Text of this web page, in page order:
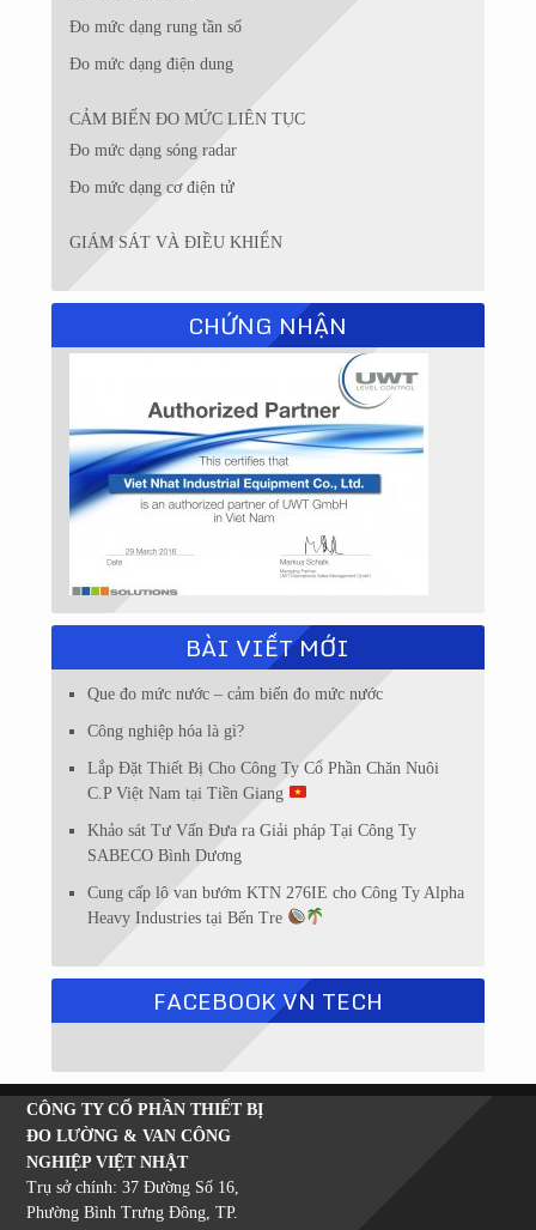
Đo mức dạng rung tần số
Đo mức dạng điện dung
CẢM BIẾN ĐO MỨC LIÊN TỤC
Đo mức dạng sóng radar
Đo mức dạng cơ điện tử
GIÁM SÁT VÀ ĐIỀU KHIỂN
CHỨNG NHẬN
BÀI VIẾT MỚI
Que đo mức nước – cảm biến đo mức nước
Công nghiệp hóa là gì?
Lắp Đặt Thiết Bị Cho Công Ty Cổ Phần Chăn Nuôi
C.P Việt Nam tại Tiền Giang
Khảo sát Tư Vấn Đưa ra Giải pháp Tại Công Ty
SABECO Bình Dương
Cung cấp lô van bướm KTN 276IE cho Công Ty Alpha
Heavy Industries tại Bến Tre
FACEBOOK VN TECH
CÔNG TY CỔ PHẦN THIẾT BỊ
ĐO LƯỜNG & VAN CÔNG
NGHIỆP VIỆT NHẬT
Trụ sở chính: 37 Đường Số 16,
Phường Bình Trưng Đông, TP.